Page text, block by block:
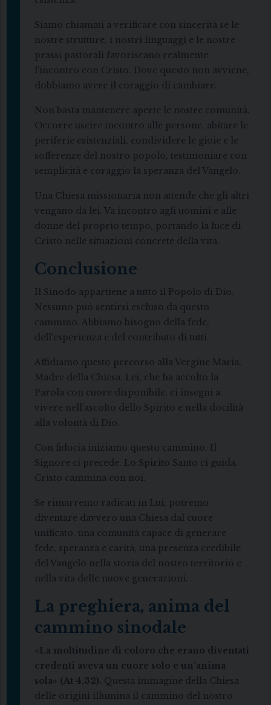
Siamo chiamati a verificare con sincerità se le
nostre strutture, i nostri linguaggi e le nostre
prassi pastorali favoriscano realmente
l’incontro con Cristo. Dove questo non avviene,
dobbiamo avere il coraggio di cambiare.
Non basta mantenere aperte le nostre comunità.
Occorre uscire incontro alle persone, abitare le
periferie esistenziali, condividere le gioie e le
sofferenze del nostro popolo, testimoniare con
semplicità e coraggio la speranza del Vangelo.
Una Chiesa missionaria non attende che gli altri
vengano da lei. Va incontro agli uomini e alle
donne del proprio tempo, portando la luce di
Cristo nelle situazioni concrete della vita.
Conclusione
Il Sinodo appartiene a tutto il Popolo di Dio.
Nessuno può sentirsi escluso da questo
cammino. Abbiamo bisogno della fede,
dell’esperienza e del contributo di tutti.
Affidiamo questo percorso alla Vergine Maria,
Madre della Chiesa. Lei, che ha accolto la
Parola con cuore disponibile, ci insegni a
vivere nell’ascolto dello Spirito e nella docilità
alla volontà di Dio.
Con fiducia iniziamo questo cammino. Il
Signore ci precede. Lo Spirito Santo ci guida.
Cristo cammina con noi.
Se rimarremo radicati in Lui, potremo
diventare davvero una Chiesa dal cuore
unificato, una comunità capace di generare
fede, speranza e carità, una presenza credibile
del Vangelo nella storia del nostro territorio e
nella vita delle nuove generazioni.
La preghiera, anima del
cammino sinodale
«La moltitudine di coloro che erano diventati
credenti aveva un cuore solo e un’anima
sola» (At 4,32). Questa immagine della Chiesa
delle origini illumina il cammino del nostro